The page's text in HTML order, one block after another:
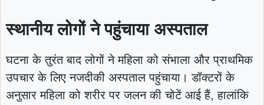
स्थानीय लोगों ने पहुंचाया अस्पताल
घटना के तुरंत बाद लोगों ने महिला को संभाला और प्राथमिक
उपचार के लिए नजदीकी अस्पताल पहुंचाया। डॉक्टरों के
अनुसार महिला को शरीर पर जलन की चोटें आई हैं, हालांकि